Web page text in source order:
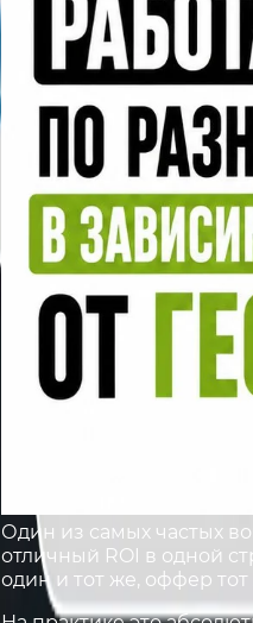
Один из самых частых
отличный ROI в одной
один и тот же, оффер